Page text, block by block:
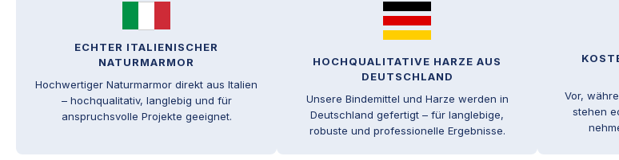
ECHTER ITALIENISCHER
NATURMARMOR
Hochwertiger Naturmarmor direkt aus Italien
– hochqualitativ, langlebig und für
anspruchsvolle Projekte geeignet.
HOCHQUALITATIVE HARZE AUS
DEUTSCHLAND
Unsere Bindemittel und Harze werden in
Deutschland gefertigt – für langlebige,
robuste und professionelle Ergebnisse.
Vor,
stehen